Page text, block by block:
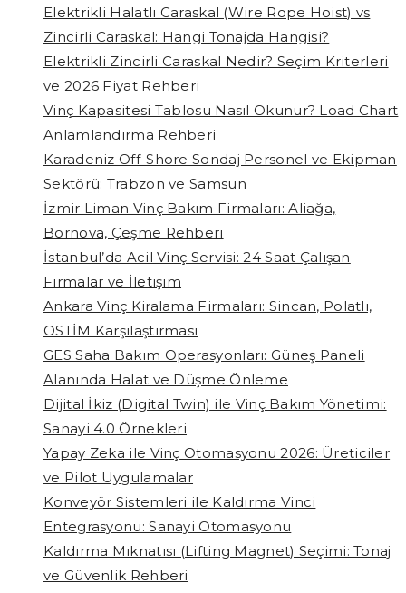
Elektrikli Halatlı Caraskal (Wire Rope Hoist) vs
Zincirli Caraskal: Hangi Tonajda Hangisi?
Elektrikli Zincirli Caraskal Nedir? Seçim Kriterleri
ve 2026 Fiyat Rehberi
Vinç Kapasitesi Tablosu Nasıl Okunur? Load Chart
Anlamlandırma Rehberi
Karadeniz Off-Shore Sondaj Personel ve Ekipman
Sektörü: Trabzon ve Samsun
İzmir Liman Vinç Bakım Firmaları: Aliağa,
Bornova, Çeşme Rehberi
İstanbul’da Acil Vinç Servisi: 24 Saat Çalışan
Firmalar ve İletişim
Ankara Vinç Kiralama Firmaları: Sincan, Polatlı,
OSTİM Karşılaştırması
GES Saha Bakım Operasyonları: Güneş Paneli
Alanında Halat ve Düşme Önleme
Dijital İkiz (Digital Twin) ile Vinç Bakım Yönetimi:
Sanayi 4.0 Örnekleri
Yapay Zeka ile Vinç Otomasyonu 2026: Üreticiler
ve Pilot Uygulamalar
Konveyör Sistemleri ile Kaldırma Vinci
Entegrasyonu: Sanayi Otomasyonu
Kaldırma Mıknatısı (Lifting Magnet) Seçimi: Tonaj
ve Güvenlik Rehberi